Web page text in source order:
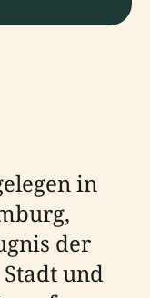
in
der
und